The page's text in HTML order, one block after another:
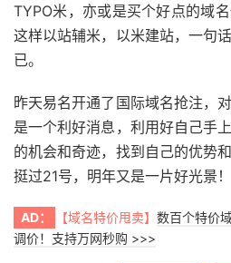
TYPO米，亦或是买个好点的域
这样以站辅米，以米建站，一句
已。
昨天易名开通了国际域名抢注，
是一个利好消息，利用好自己手
的机会和奇迹，找到自己的优势
挺过21号，明年又是一片好光景！
AD： 【域名特价甩卖】 数百个特价
调价！支持万网秒购 >>>